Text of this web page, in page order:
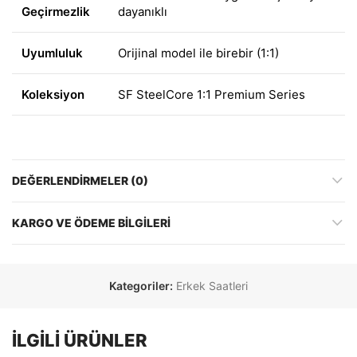
Geçirmezlik
dayanıklı
Uyumluluk Orijinal model ile birebir (1:1)
Koleksiyon SF SteelCore 1:1 Premium Series
DEĞERLENDIRMELER (0)
KARGO VE ÖDEME BILGILERI
Kategoriler: Erkek Saatleri
İLGILI ÜRÜNLER